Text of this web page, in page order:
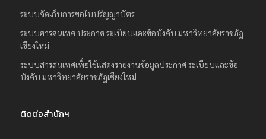
ระบบจัดเก็บการขอใบปริญญาบัตร
ระบบสารสนเทศ ประกาศ ระเบียบและข้อบังคับ มหาวิทยาลัยราชภัฏ
เชียงใหม่
ระบบสารสนเทศเพื่อใช้แสดงรายงานข้อมูลประกาศ ระเบียบและข้อ
บังคับ มหาวิทยาลัยราชภัฏเชียงใหม่
ติดต่อสำนักฯ